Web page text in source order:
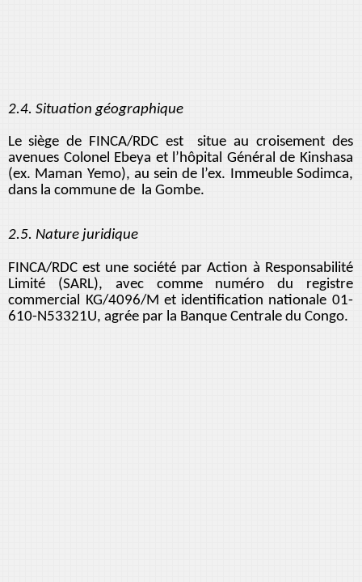
2.4. Situation géographique
Le siège de FINCA/RDC est situe au croisement des
avenues Colonel Ebeya et l’hôpital Général de Kinshasa
(ex. Maman Yemo), au sein de l’ex. Immeuble Sodimca,
dans la commune de la Gombe.
2.5. Nature juridique
FINCA/RDC est une société par Action à Responsabilité
Limité (SARL), avec comme numéro du registre
commercial KG/4096/M et identification nationale 01-
610-N53321U, agrée par la Banque Centrale du Congo.